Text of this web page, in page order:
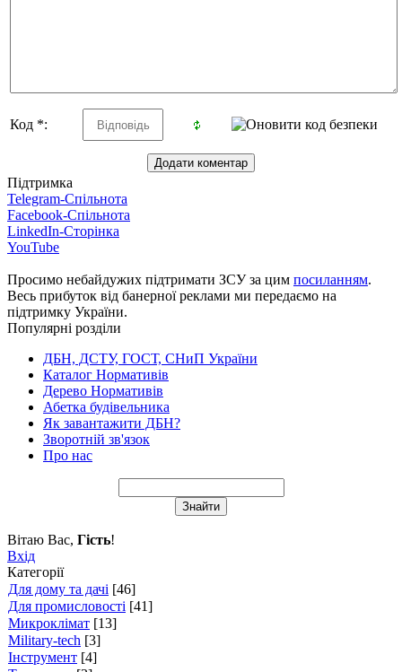
Код *:
Підтримка
Telegram-Спільнота
Facebook-Спільнота
LinkedIn-Сторінка
YouTube
Просимо небайдужих підтримати ЗСУ за цим посиланням.
Весь прибуток від банерної реклами ми передаємо на
підтримку України.
Популярні розділи
ДБН, ДСТУ, ГОСТ, СНиП України
Каталог Нормативів
Дерево Нормативів
Абетка будівельника
Як завантажити ДБН?
Зворотній зв'язок
Про нас
Вітаю Вас, Гість!
Вхід
Категорії
Для дому та дачі [46]
Для промисловості [41]
Микроклімат [13]
Military-tech [3]
Інструмент [4]